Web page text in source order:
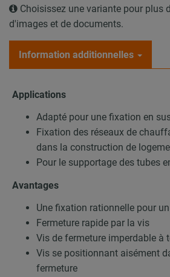
Choisissez une variante pour plus
d'images et de documents.
Information additionnelles
Applications
Adapté pour une fixation en
Fixation des réseaux de
dans la construction de
Pour le supportage des tubes
Avantages
Une fixation rationnelle pour
Fermeture rapide par la vis
Vis de fermeture imperdable à
Vis se positionnant aisément
fermeture